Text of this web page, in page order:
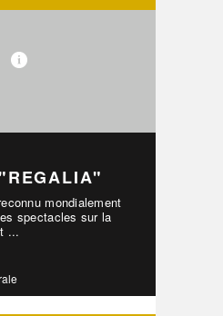
mondialement
spectacles sur la
...